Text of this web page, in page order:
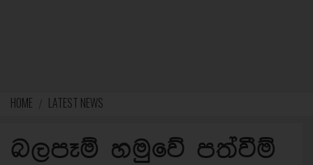
HOME LATEST NEWS
බලපෑම් හමුවේ පත්වීම්